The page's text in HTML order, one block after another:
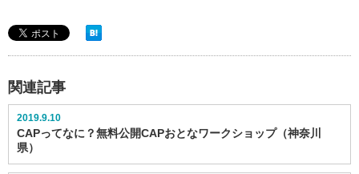
関連記事
2019.9.10
CAPってなに？無料公開CAPおとなワークショップ（神奈川
県）